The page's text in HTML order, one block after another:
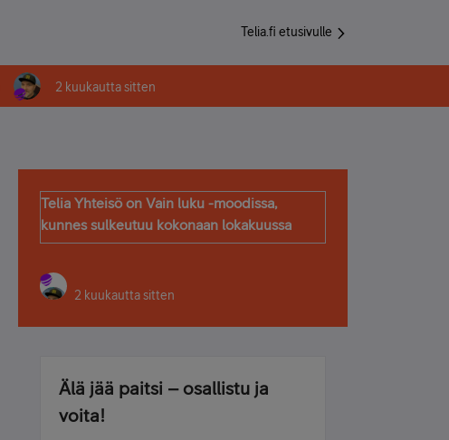
Telia.fi etusivulle
2 kuukautta sitten
Telia Yhteisö on Vain luku -moodissa,
kunnes sulkeutuu kokonaan lokakuussa
2 kuukautta sitten
Älä jää paitsi – osallistu ja
voita!